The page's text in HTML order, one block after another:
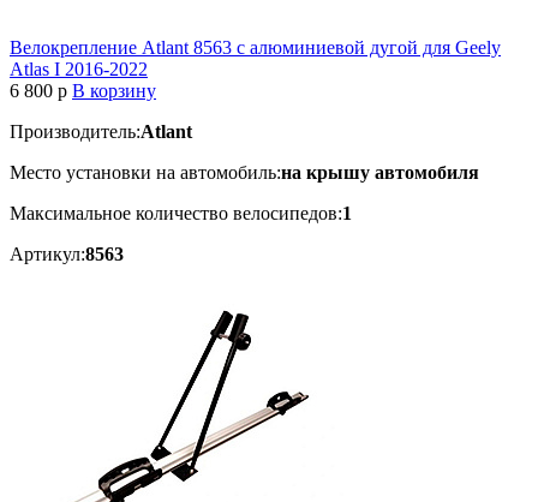
Велокрепление Atlant 8563 с алюминиевой дугой для Geely
Atlas I 2016-2022
6 800 p В корзину
Производитель:Atlant
Место установки на автомобиль:на крышу автомобиля
Максимальное количество велосипедов:1
Артикул:8563